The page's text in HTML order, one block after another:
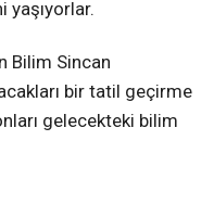
yaşıyorlar.
Bilim Sincan
bir tatil geçirme
gelecekteki bilim